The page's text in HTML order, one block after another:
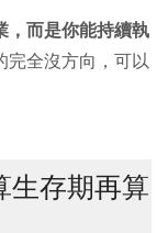
，而是你能持續執
完全沒方向，可以
生存期再算